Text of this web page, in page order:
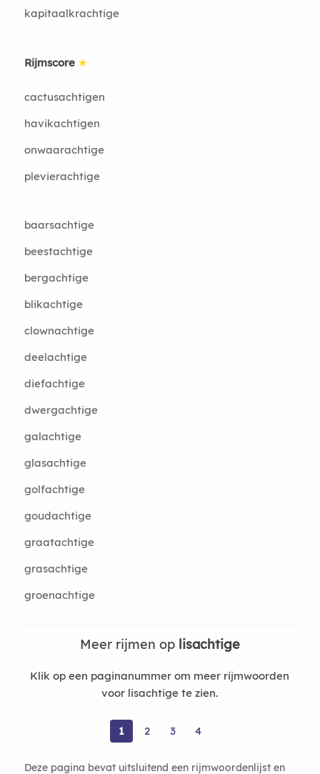
kapitaalkrachtige
Rijmscore ★
cactusachtigen
havikachtigen
onwaarachtige
plevierachtige
baarsachtige
beestachtige
bergachtige
blikachtige
clownachtige
deelachtige
diefachtige
dwergachtige
galachtige
glasachtige
golfachtige
goudachtige
graatachtige
grasachtige
groenachtige
Meer rijmen op lisachtige
Klik op een paginanummer om meer rijmwoorden
voor lisachtige te zien.
1 2 3 4
Deze pagina bevat uitsluitend een rijmwoordenlijst en